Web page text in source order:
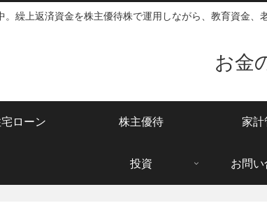
。繰上返済資金を株主優待株で運用しながら、教育資金
お金
ローン 株主優待 家計
投資 お問